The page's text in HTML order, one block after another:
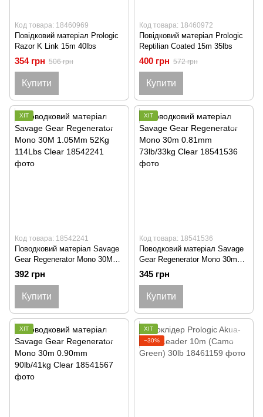
Код товара: 18460969
Повідковий матеріал Prologic
Razor K Link 15m 40lbs
354 грн 506 грн
Купити
Код товара: 18460972
Повідковий матеріал Prologic
Reptilian Coated 15m 35lbs
400 грн 572 грн
Купити
ХІТ
Код товара: 18542241
Поводковий матеріал Savage
Gear Regenerator Mono 30M
1.05Mm 52Kg 114Lbs Clear
392 грн
Купити
ХІТ
Код товара: 18541536
Поводковий матеріал Savage
Gear Regenerator Mono 30m
0.81mm 73lb/33kg Clear
345 грн
Купити
ХІТ
ХІТ
−30%